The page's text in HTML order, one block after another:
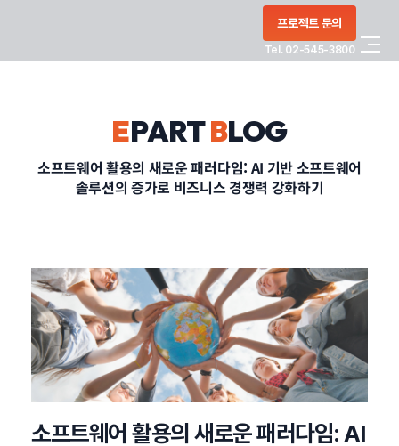
프로젝트 문의
Tel. 02-545-3800
PORTFOLIO
CONTACT
정부지원사업
EPARTBLOG
소프트웨어 활용의 새로운 패러다임: AI 기반 소프트웨어
솔루션의 증가로 비즈니스 경쟁력 강화하기
소프트웨어 활용의 새로운 패러다임: AI